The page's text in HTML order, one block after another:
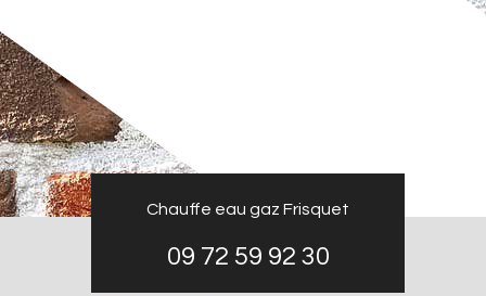
Chauffe eau gaz Frisquet
09 72 59 92 30